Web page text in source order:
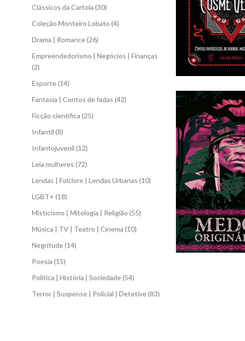
Clássicos da Cartola (30)
Coleção Monteiro Lobato (4)
Drama | Romance(26)
Empreendedorismo | Negócios | Finanças
(2)
Esporte(14)
Fantasia | Contos de fadas (42)
Ficção científica (25)
Infantil (8)
Infantojuvenil (12)
Leia mulheres (72)
Lendas | Folclore | Lendas Urbanas (10)
LGBT+ (18)
Misticismo | Mitologia | Religião (55)
Música | TV | Teatro | Cinema (10)
Negritude(14)
Poesia (15)
Política | História | Sociedade(54)
Terror | Suspense | Policial | Detetive(83)